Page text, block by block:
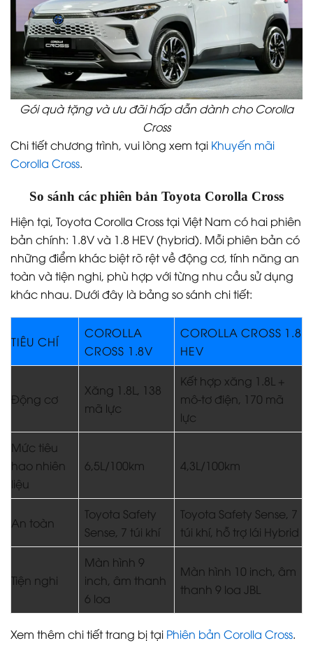
Gói quà tặng và ưu đãi hấp dẫn dành cho Corolla
Cross
Chi tiết chương trình, vui lòng xem tại Khuyến mãi
Corolla Cross.
So sánh các phiên bản Toyota Corolla Cross
Hiện tại, Toyota Corolla Cross tại Việt Nam có hai phiên
bản chính: 1.8V và 1.8 HEV (hybrid). Mỗi phiên bản có
những điểm khác biệt rõ rệt về động cơ, tính năng an
toàn và tiện nghi, phù hợp với từng nhu cầu sử dụng
khác nhau. Dưới đây là bảng so sánh chi tiết:
TIÊU CHÍ
COROLLA
CROSS 1.8V
COROLLA CROSS 1.8
HEV
Động cơ
Xăng 1.8L, 138
mã lực
Kết hợp xăng 1.8L +
mô-tơ điện, 170 mã
lực
Mức tiêu
hao nhiên
liệu
6,5L/100km 4,3L/100km
An toàn
Toyota Safety
Sense, 7 túi khí
Toyota Safety Sense, 7
túi khí, hỗ trợ lái Hybrid
Tiện nghi
Màn hình 9
inch, âm thanh
6 loa
Màn hình 10 inch, âm
thanh 9 loa JBL
Xem thêm chi tiết trang bị tại Phiên bản Corolla Cross.